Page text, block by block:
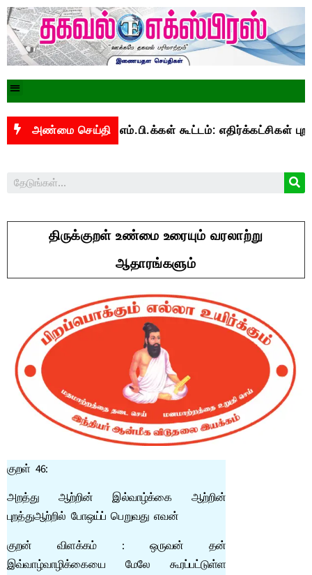
அண்மை செய்தி
இன்று எம்.பி.க்கள் கூட்டம்: எதிர்க்கட்சிகள் புறக்கணிப்பு
திருக்குறள் உண்மை உரையும் வரலாற்று
ஆதாரங்களும்
குறள் 46:
அறத்து ஆற்றின் இல்வாழ்க்கை ஆற்றின்
புறத்துஆற்றில் போஒய்ப் பெறுவது எவன்
குறன் விளக்கம் : ஒருவன் தன்
இவ்வாழ்வாழிக்கையை மேலே கூரப்பட்டுள்ள